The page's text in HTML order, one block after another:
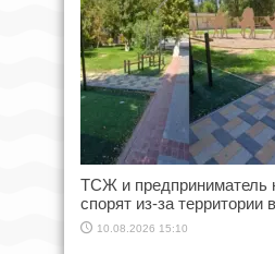
ТСЖ и предприниматель
спорят из-за территории
10.08.2026 15:10